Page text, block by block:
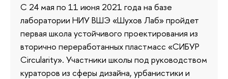
С 24 мая по 11 июня 2021 года на базе
лаборатории НИУ ВШЭ «Шухов Лаб» пройдет
первая школа устойчивого проектирования из
вторично переработанных пластмасс «СИБУР
Circularity». Участники школы под руководством
кураторов из сферы дизайна, урбанистики и